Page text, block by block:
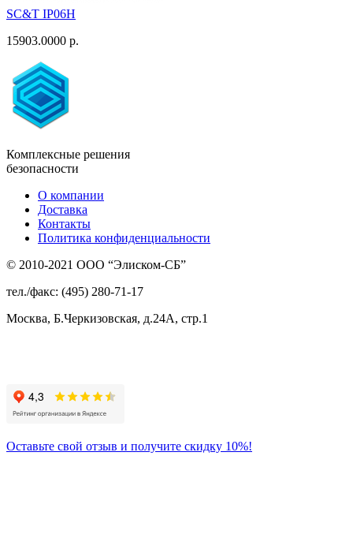
SC&T IP06H
15903.0000 р.
Комплексные решения
безопасности
О компании
Доставка
Контакты
Политика конфиденциальности
© 2010-2021 ООО “Элиском-СБ”
тел./факс: (495) 280-71-17
Москва, Б.Черкизовская, д.24А, стр.1
Оставьте свой отзыв и получите скидку 10%!